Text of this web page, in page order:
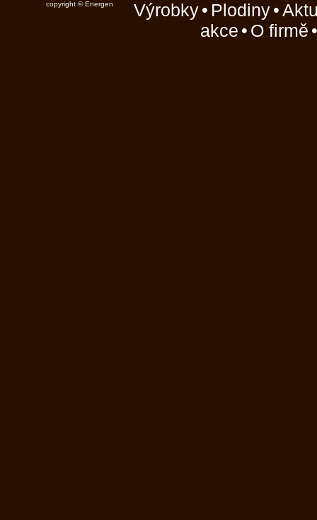
copyright © Energen Výrobky• Plodiny•
akce • O firmě •